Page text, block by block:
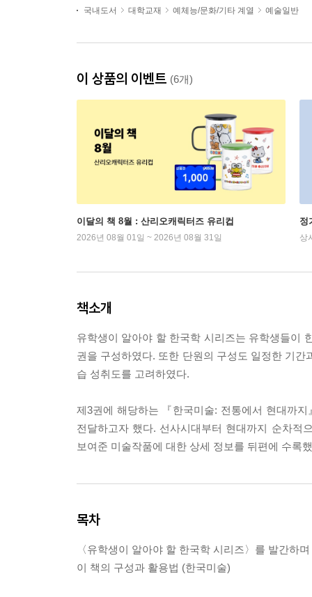
국내도서 대학교재 예체능/문화/기타 계열 예술일반
이 상품의 이벤트 (6개)
이달의 책 8월 : 산리오캐릭터즈 유리컵
2026년 08월 01일 ~ 2026년 08월 31일
정
상
책소개
유학생이 알아야 할 한국학 시리즈는 유학생들이
권을 구성하였다. 또한 단원의 구성도 일정한 기
습 성취도를 고려하였다.
제3권에 해당하는 『한국미술: 전통에서 현대까
전달하고자 했다. 선사시대부터 현대까지 순차적
보여준 미술작품에 대한 상세 정보를 뒤편에 수록
목차
〈유학생이 알아야 할 한국학 시리즈〉를 발간하며
이 책의 구성과 활용법 (한국미술)